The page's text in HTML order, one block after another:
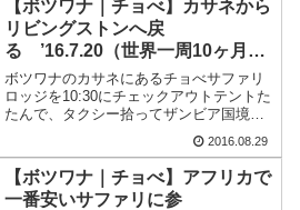
カイロ）→飛行機→エチオ...
【ボツワナ｜チョべ】カサネから
リビングストンへ戻
る ’16.7.20（世界一周10ヶ月20
日目）
ボツワナのカサネにあるチョべサファリ
ロッジを10:30にチェックアウトテントた
たんで、タクシー拾ってザンビア国境の
人10プラ（約100円）来た時と同じで車
の渡し船に乗り、ザンビアへ入国。シェ
アタクシーが...
2016.08.29
【ボツワナ｜チョべ】アフリカで
一番安いサファリに参